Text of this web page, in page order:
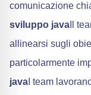
comunicazione
sviluppo java Il
allinearsi sugli
particolarmente
java I team